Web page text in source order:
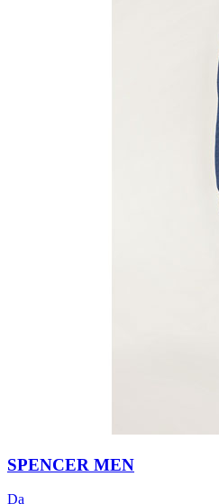
SPENCER MEN
Da